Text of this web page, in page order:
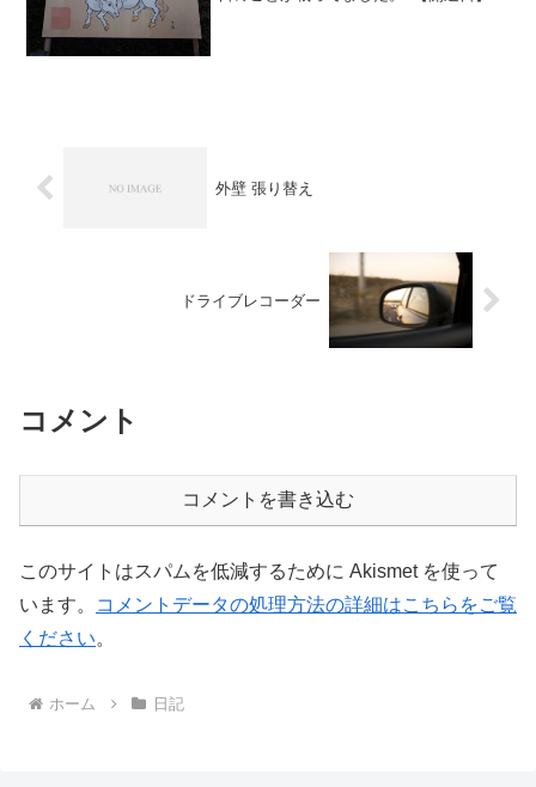
外壁 張り替え
ドライブレコーダー
コメント
コメントを書き込む
このサイトはスパムを低減するために Akismet を使って
います。
コメントデータの処理方法の詳細はこちらをご覧
ください。
ホーム 日記